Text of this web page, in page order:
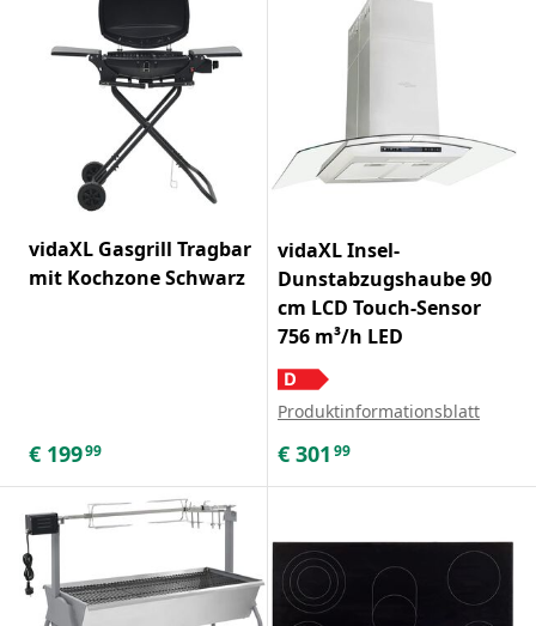
vidaXL Gasgrill Tragbar
mit Kochzone Schwarz
€ 19999
vidaXL Insel-
Dunstabzugshaube 90
cm LCD Touch-Sensor
756 m³/h LED
Produktinformationsblatt
€ 301 99